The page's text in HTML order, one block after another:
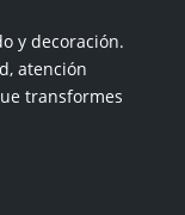
y decoración.
atención
transformes